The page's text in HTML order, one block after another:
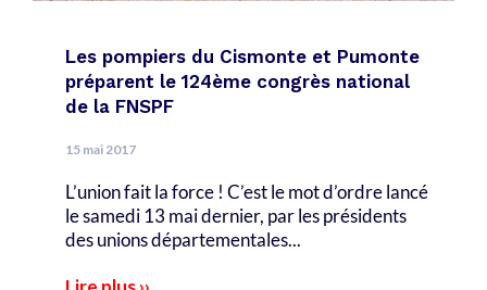
Les pompiers du Cismonte et Pumonte
préparent le 124ème congrès national
de la FNSPF
15 mai 2017
L’union fait la force ! C’est le mot d’ordre lancé
le samedi 13 mai dernier, par les présidents
des unions départementales...